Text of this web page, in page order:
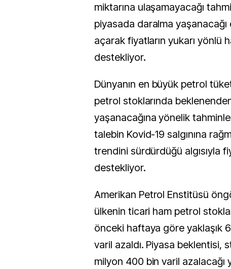
miktarına ulaşamayacağı
piyasada daralma
açarak fiyatların yukarı yönlü
destekliyor.
Dünyanın en büyük petrol
petrol stoklarında
yaşanacağına yönelik
talebin Kovid-19 salgınına
trendini sürdürdüğü algısıyla
destekliyor.
Amerikan Petrol Enstitüsü
ülkenin ticari ham petrol
önceki haftaya göre yaklaşık
varil azaldı. Piyasa beklentisi,
milyon 400 bin varil azalacağı